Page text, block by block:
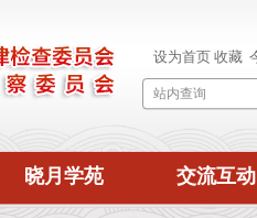
晓月学苑 交流互动